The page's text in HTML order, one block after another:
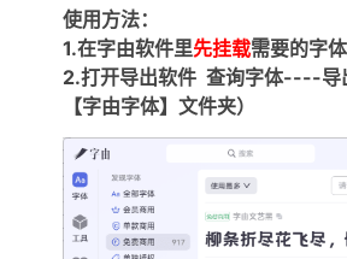
使用方法：
1.在字由软件里先挂载需要的字体
2.打开导出软件 查询字体----导
【字由字体】文件夹）